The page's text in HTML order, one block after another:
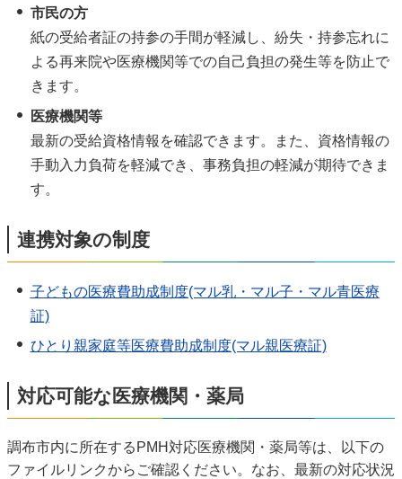
市民の方
紙の受給者証の持参の手間が軽減し、紛失・持参忘れに
よる再来院や医療機関等での自己負担の発生等を防止で
きます。
医療機関等
最新の受給資格情報を確認できます。また、資格情報の
手動入力負荷を軽減でき、事務負担の軽減が期待できま
す。
連携対象の制度
子どもの医療費助成制度(マル乳・マル子・マル青医療
証)
ひとり親家庭等医療費助成制度(マル親医療証)
対応可能な医療機関・薬局
調布市内に所在するPMH対応医療機関・薬局等は、以下の
ファイルリンクからご確認ください。なお、最新の対応状況